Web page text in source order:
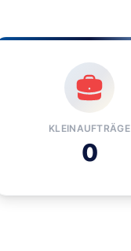
KLEINAUFTRÄGE
0